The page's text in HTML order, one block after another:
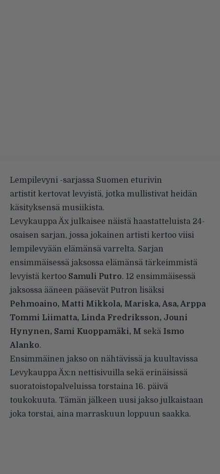
Lempilevyni -sarjassa Suomen eturivin
artistit kertovat levyistä, jotka mullistivat heidän
käsityksensä musiikista.
Levykauppa Äx julkaisee näistä haastatteluista 24-
osaisen sarjan, jossa jokainen artisti kertoo viisi
lempilevyään elämänsä varrelta. Sarjan
ensimmäisessä jaksossa elämänsä tärkeimmistä
levyistä kertoo Samuli Putro. 12 ensimmäisessä
jaksossa ääneen pääsevät Putron lisäksi
Pehmoaino, Matti Mikkola, Mariska, Asa, Arppa
Tommi Liimatta, Linda Fredriksson, Jouni
Hynynen, Sami Kuoppamäki, M sekä Ismo
Alanko.
Ensimmäinen jakso on nähtävissä ja kuultavissa
Levykauppa Äx:n nettisivuilla sekä erinäisissä
suoratoistopalveluissa torstaina 16. päivä
toukokuuta. Tämän jälkeen uusi jakso julkaistaan
joka torstai, aina marraskuun loppuun saakka.